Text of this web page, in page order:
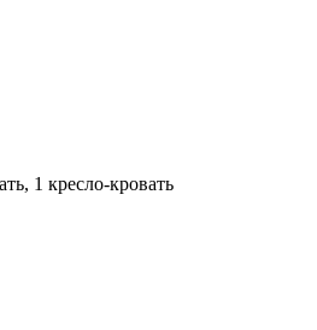
1 кресло-кровать